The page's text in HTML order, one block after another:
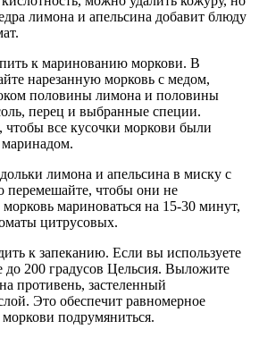
лимона и апельсина добавит блюду
к маринованию моркови. В
нарезанную морковь с медом,
половины лимона и половины
перец и выбранные специи.
все кусочки моркови были
лимона и апельсина в миску с
перемешайте, чтобы они не
мариноваться на 15-30 минут,
цитрусовых.
к запеканию. Если вы используете
до 200 градусов Цельсия. Выложите
противень, застеленный
Это обеспечит равномерное
подрумяниться.